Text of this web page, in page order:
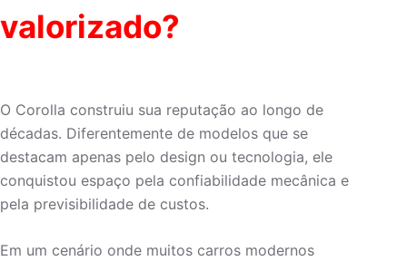
valorizado?
O Corolla construiu sua reputação ao longo de
décadas. Diferentemente de modelos que se
destacam apenas pelo design ou tecnologia, ele
conquistou espaço pela confiabilidade mecânica e
pela previsibilidade de custos.
Em um cenário onde muitos carros modernos